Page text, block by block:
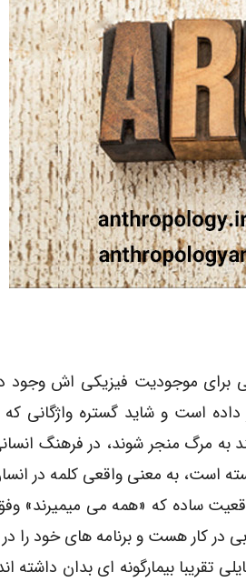
برای موجودیت فیزیکی اش وجود
است و شاید گستره واژگانی که
به مرگ منجر شوند، در فرهنگ
است، به معنی واقعی کلمه در
ساده که «همه می میمیرند»
در کار هست و برنامه های خود را
تقریبا بیمارگونه ای بدان داشته